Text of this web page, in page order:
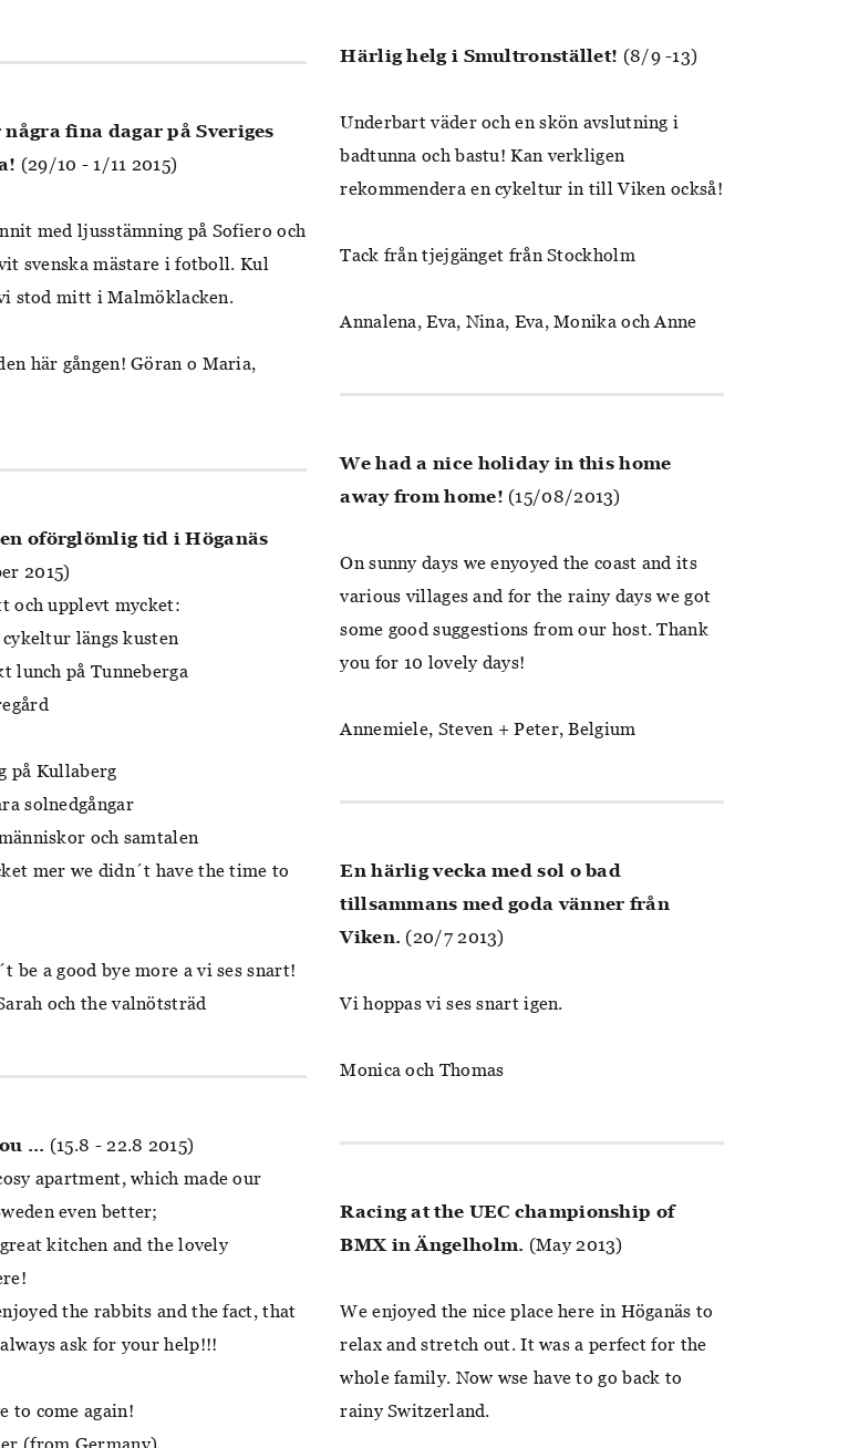
några fina dagar på Sveriges
(29/10 - 1/11 2015)
med ljusstämning på Sofiero och
svenska mästare i fotboll. Kul
stod mitt i Malmöklacken.
här gången! Göran o Maria,
oförglömlig tid i Höganäs
2015)
och upplevt mycket:
längs kusten
lunch på Tunneberga
på Kullaberg
solnedgångar
och samtalen
mer we didn´t have the time to
be a good bye more a vi ses snart!
och the valnötsträd
... (15.8 - 22.8 2015)
apartment, which made our
even better;
kitchen and the lovely
the rabbits and the fact, that
ask for your help!!!
to come again!
(from Germany)
Härlig helg i Smultronstället! (8/9 -13)
Underbart väder och en skön avslutning i
badtunna och bastu! Kan verkligen
rekommendera en cykeltur in till Viken också!
Tack från tjejgänget från Stockholm
Annalena, Eva, Nina, Eva, Monika och Anne
We had a nice holiday in this home
away from home! (15/08/2013)
On sunny days we enyoyed the coast and its
various villages and for the rainy days we got
some good suggestions from our host. Thank
you for 10 lovely days!
Annemiele, Steven + Peter, Belgium
En härlig vecka med sol o bad
tillsammans med goda vänner från
Viken. (20/7 2013)
Vi hoppas vi ses snart igen.
Monica och Thomas
Racing at the UEC championship of
BMX in Ängelholm. (May 2013)
We enjoyed the nice place here in Höganäs to
relax and stretch out. It was a perfect for the
whole family. Now wse have to go back to
rainy Switzerland.